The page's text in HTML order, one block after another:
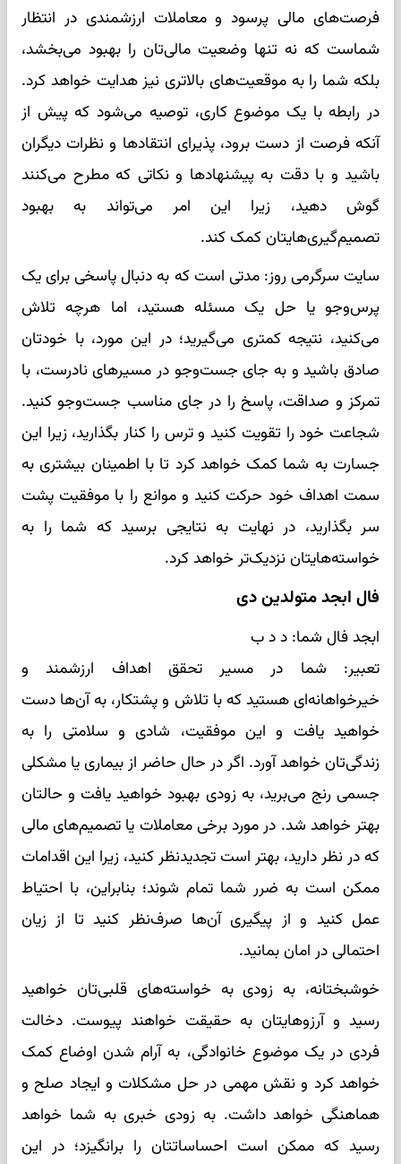
فرصت‌های مالی پرسود و معاملات ارزشمندی در انتظار
شماست که نه تنها وضعیت مالی‌تان را بهبود می‌بخشد،
بلکه شما را به موقعیت‌های بالاتری نیز هدایت خواهد کرد.
در رابطه با یک موضوع کاری، توصیه می‌شود که پیش از
آنکه فرصت از دست برود، پذیرای انتقادها و نظرات دیگران
باشید و با دقت به پیشنهادها و نکاتی که مطرح می‌کنند
گوش دهید، زیرا این امر می‌تواند به بهبود
تصمیم‌گیری‌هایتان کمک کند.
سایت سرگرمی روز: مدتی است که به دنبال پاسخی برای یک
پرس‌وجو یا حل یک مسئله هستید، اما هرچه تلاش
می‌کنید، نتیجه کمتری می‌گیرید؛ در این مورد، با خودتان
صادق باشید و به جای جست‌وجو در مسیرهای نادرست، با
تمرکز و صداقت، پاسخ را در جای مناسب جست‌وجو کنید.
شجاعت خود را تقویت کنید و ترس را کنار بگذارید، زیرا این
جسارت به شما کمک خواهد کرد تا با اطمینان بیشتری به
سمت اهداف خود حرکت کنید و موانع را با موفقیت پشت
سر بگذارید، در نهایت به نتایجی برسید که شما را به
خواسته‌هایتان نزدیک‌تر خواهد کرد.
فال ابجد متولدین دی
ابجد فال شما: د د ب
تعبیر: شما در مسیر تحقق اهداف ارزشمند و
خیرخواهانه‌ای هستید که با تلاش و پشتکار، به آن‌ها دست
خواهید یافت و این موفقیت، شادی و سلامتی را به
زندگی‌تان خواهد آورد. اگر در حال حاضر از بیماری یا مشکلی
جسمی رنج می‌برید، به زودی بهبود خواهید یافت و حالتان
بهتر خواهد شد. در مورد برخی معاملات یا تصمیم‌های مالی
که در نظر دارید، بهتر است تجدیدنظر کنید، زیرا این اقدامات
ممکن است به ضرر شما تمام شوند؛ بنابراین، با احتیاط
عمل کنید و از پیگیری آن‌ها صرف‌نظر کنید تا از زیان
احتمالی در امان بمانید.
خوشبختانه، به زودی به خواسته‌های قلبی‌تان خواهید
رسید و آرزوهایتان به حقیقت خواهند پیوست. دخالت
فردی در یک موضوع خانوادگی، به آرام شدن اوضاع کمک
خواهد کرد و نقش مهمی در حل مشکلات و ایجاد صلح و
هماهنگی خواهد داشت. به زودی خبری به شما خواهد
رسید که ممکن است احساساتتان را برانگیزد؛ در این